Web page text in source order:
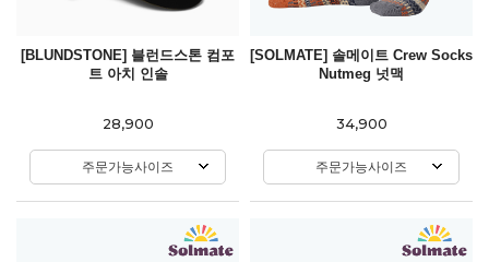
[BLUNDSTONE] 블런드스톤 컴포
트 아치 인솔
28,900
주문가능사이즈
[SOLMATE] 솔메이트 Crew Socks
Nutmeg 넛맥
34,900
주문가능사이즈